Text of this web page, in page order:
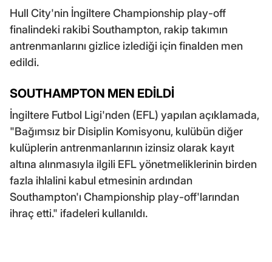
Hull City'nin İngiltere Championship play-off
finalindeki rakibi Southampton, rakip takımın
antrenmanlarını gizlice izlediği için finalden men
edildi.
SOUTHAMPTON MEN EDİLDİ
İngiltere Futbol Ligi'nden (EFL) yapılan açıklamada,
"Bağımsız bir Disiplin Komisyonu, kulübün diğer
kulüplerin antrenmanlarının izinsiz olarak kayıt
altına alınmasıyla ilgili EFL yönetmeliklerinin birden
fazla ihlalini kabul etmesinin ardından
Southampton'ı Championship play-off'larından
ihraç etti." ifadeleri kullanıldı.